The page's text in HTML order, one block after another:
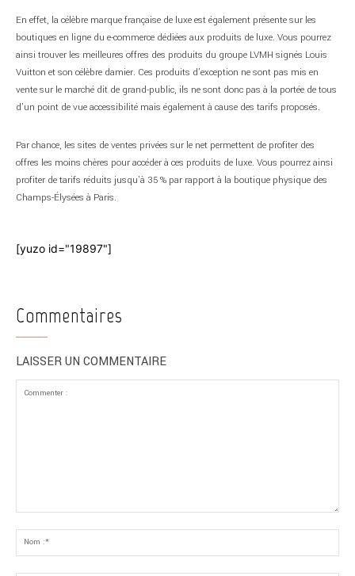
En effet, la célèbre marque française de luxe est également présente sur les
boutiques en ligne du e-commerce dédiées aux produits de luxe. Vous pourrez
ainsi trouver les meilleures offres des produits du groupe LVMH signés Louis
Vuitton et son célèbre damier. Ces produits d’exception ne sont pas mis en
vente sur le marché dit de grand-public, ils ne sont donc pas à la portée de tous
d’un point de vue accessibilité mais également à cause des tarifs proposés.
Par chance, les sites de ventes privées sur le net permettent de profiter des
offres les moins chères pour accéder à ces produits de luxe. Vous pourrez ainsi
profiter de tarifs réduits jusqu’à 35 % par rapport à la boutique physique des
Champs-Élysées à Paris.
[yuzo id="19897"]
Commentaires
LAISSER UN COMMENTAIRE
:*